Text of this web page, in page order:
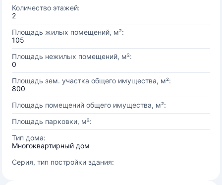
Количество этажей:
2
Площадь жилых помещений, м²:
105
Площадь нежилых помещений, м²:
0
Площадь зем. участка общего имущества, м²:
800
Площадь помещений общего имущества, м²:
Площадь парковки, м²:
Тип дома:
Многоквартирный дом
Серия, тип постройки здания: